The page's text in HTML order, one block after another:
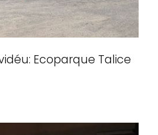
Ecoparque Talice